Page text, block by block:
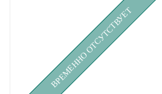
ВРЕМЕННО ОТСУТСТВУЕТ